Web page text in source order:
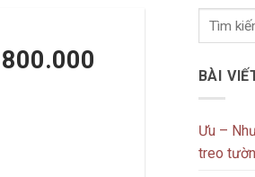
BÀI
Ưu –
treo